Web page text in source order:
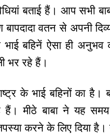
बताई हैं। आप सभी
वतन से अपनी
बहिनें ऐसा ही
भर रहे हैं।
के भाई बहिनों का
हैं। मीठे बाबा ने यह
करने के लिए दिया